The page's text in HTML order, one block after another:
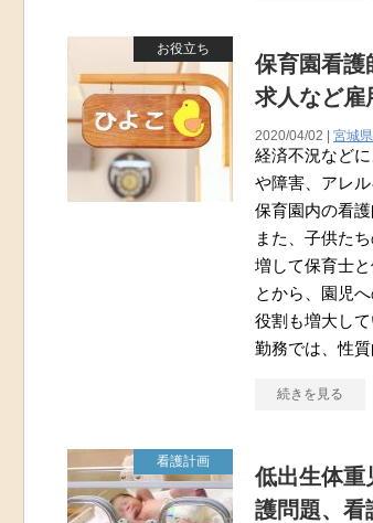
お役立ち
保育園看護
求人など雇
2020/04/02 | 宮城県
経済不況など
や障害、アレ
保育園内の看
また、子供た
増して保育士
とから、園児
役割も増大し
勤務では、性
続きを見る
看護計画
低出生体重
護問題、看